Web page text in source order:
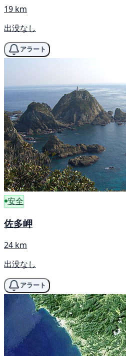
19 km
出没なし
アラート
安全
佐多岬
24 km
出没なし
アラート